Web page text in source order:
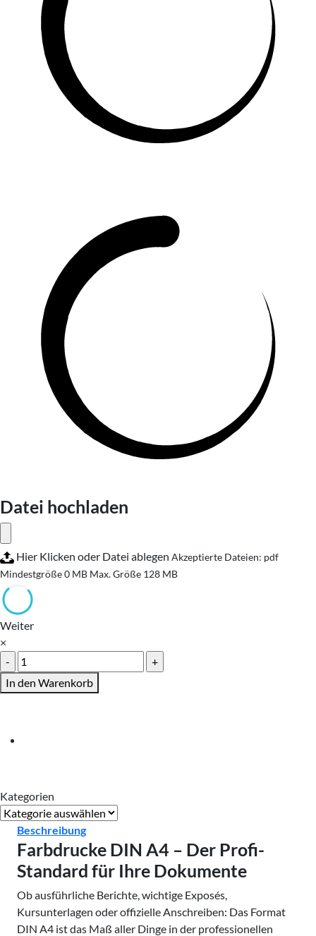
Datei hochladen
Hier Klicken oder Datei ablegen Akzeptierte Dateien: pdf
Mindestgröße 0 MB Max. Größe 128 MB
Weiter
×
Farbdrucke
A4
Menge
In den Warenkorb
Kategorien
Kategorien
Beschreibung
Farbdrucke DIN A4 – Der Profi-
Standard für Ihre Dokumente
Ob ausführliche Berichte, wichtige Exposés,
Kursunterlagen oder offizielle Anschreiben: Das Format
DIN A4 ist das Maß aller Dinge in der professionellen